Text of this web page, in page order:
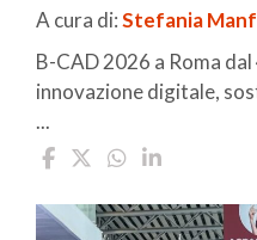
A cura di:Stefania
B-CAD 2026 a Roma
innovazione digitale,
...